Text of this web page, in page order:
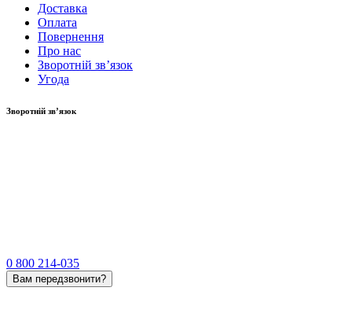
Доставка
Оплата
Повернення
Про нас
Зворотній зв’язок
Угода
Зворотній зв’язок
0 800 214-035
Вам передзвонити?